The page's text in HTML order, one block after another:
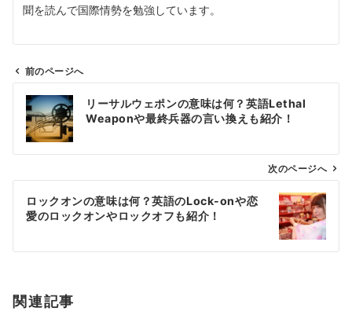
聞を読んで国際情勢を勉強しています。
ン
前のページへ
リーサルウェポンの意味は何？英語Lethal
Weaponや最終兵器の言い換えも紹介！
次のページへ
ロックオンの意味は何？英語のLock-onや恋
愛のロックオンやロックオフも紹介！
関連記事